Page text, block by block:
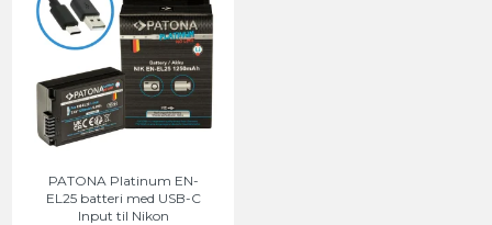
PATONA Platinum EN-
EL25 batteri med USB-C
Input til Nikon